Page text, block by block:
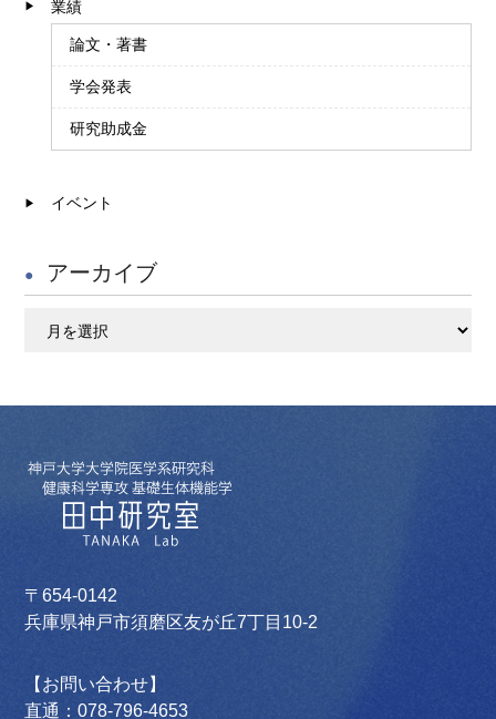
業績
論文・著書
学会発表
研究助成金
イベント
アーカイブ
〒654-0142
兵庫県神戸市須磨区友が丘7丁目10-2
【お問い合わせ】
直通：078-796-4653